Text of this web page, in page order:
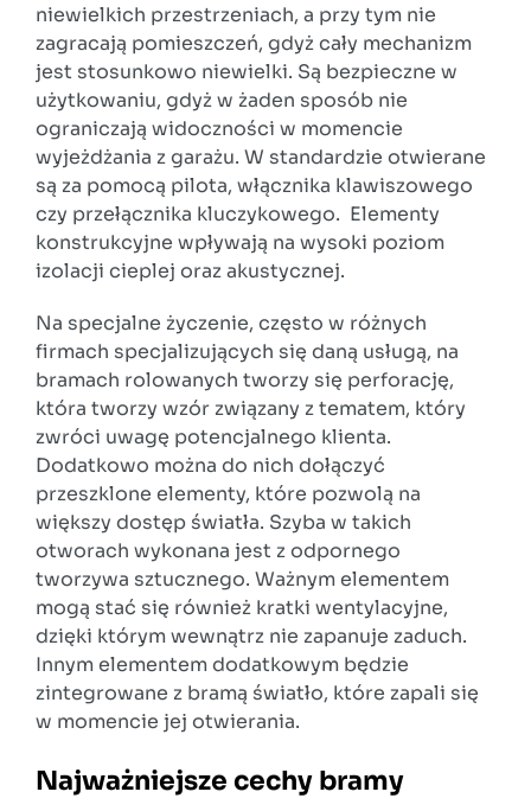
niewielkich przestrzeniach, a przy tym nie
zagracają pomieszczeń, gdyż cały mechanizm
jest stosunkowo niewielki. Są bezpieczne w
użytkowaniu, gdyż w żaden sposób nie
ograniczają widoczności w momencie
wyjeżdżania z garażu. W standardzie otwierane
są za pomocą pilota, włącznika klawiszowego
czy przełącznika kluczykowego. Elementy
konstrukcyjne wpływają na wysoki poziom
izolacji cieplej oraz akustycznej.
Na specjalne życzenie, często w różnych
firmach specjalizujących się daną usługą, na
bramach rolowanych tworzy się perforację,
która tworzy wzór związany z tematem, który
zwróci uwagę potencjalnego klienta.
Dodatkowo można do nich dołączyć
przeszklone elementy, które pozwolą na
większy dostęp światła. Szyba w takich
otworach wykonana jest z odpornego
tworzywa sztucznego. Ważnym elementem
mogą stać się również kratki wentylacyjne,
dzięki którym wewnątrz nie zapanuje zaduch.
Innym elementem dodatkowym będzie
zintegrowane z bramą światło, które zapali się
w momencie jej otwierania.
Najważniejsze cechy bramy